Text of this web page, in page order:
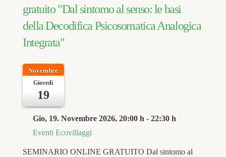
gratuito "Dal sintomo al senso: le basi
della Decodifica Psicosomatica Analogica
Integrata"
Novembre
Giovedì
19
Gio, 19. Novembre 2026, 20:00 h - 22:30 h
Eventi Ecovillaggi
SEMINARIO ONLINE GRATUITO Dal sintomo al